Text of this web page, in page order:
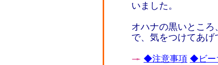
いました。
オハナの黒いとこ
で、気をつけてあげ
◆注意事項 ◆ビー